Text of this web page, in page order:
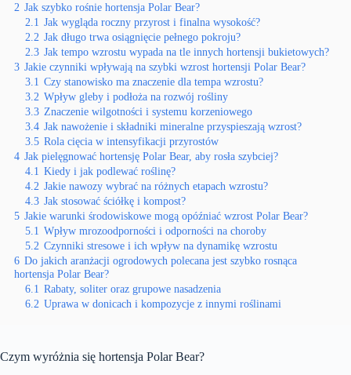
2 Jak szybko rośnie hortensja Polar Bear?
2.1 Jak wygląda roczny przyrost i finalna wysokość?
2.2 Jak długo trwa osiągnięcie pełnego pokroju?
2.3 Jak tempo wzrostu wypada na tle innych hortensji bukietowych?
3 Jakie czynniki wpływają na szybki wzrost hortensji Polar Bear?
3.1 Czy stanowisko ma znaczenie dla tempa wzrostu?
3.2 Wpływ gleby i podłoża na rozwój rośliny
3.3 Znaczenie wilgotności i systemu korzeniowego
3.4 Jak nawożenie i składniki mineralne przyspieszają wzrost?
3.5 Rola cięcia w intensyfikacji przyrostów
4 Jak pielęgnować hortensję Polar Bear, aby rosła szybciej?
4.1 Kiedy i jak podlewać roślinę?
4.2 Jakie nawozy wybrać na różnych etapach wzrostu?
4.3 Jak stosować ściółkę i kompost?
5 Jakie warunki środowiskowe mogą opóźniać wzrost Polar Bear?
5.1 Wpływ mrozoodporności i odporności na choroby
5.2 Czynniki stresowe i ich wpływ na dynamikę wzrostu
6 Do jakich aranżacji ogrodowych polecana jest szybko rosnąca
hortensja Polar Bear?
6.1 Rabaty, soliter oraz grupowe nasadzenia
6.2 Uprawa w donicach i kompozycje z innymi roślinami
Czym wyróżnia się hortensja Polar Bear?